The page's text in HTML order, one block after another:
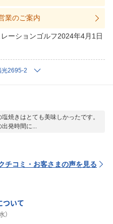
業のご案内
ーションゴルフ2024年4月1日
2695-2
焼きはとても美味しかったです。
発時間に...
チコミ・お客さまの声を見る
ついて